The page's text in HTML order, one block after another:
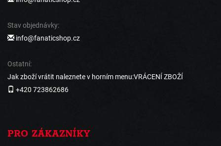
Stav objednávky:
info@fanaticshop.cz
Ostatní:
Jak zboží vrátit naleznete v horním menu:VRÁCENÍ ZBOŽÍ
+420 723862686
PRO ZÁKAZNÍKY